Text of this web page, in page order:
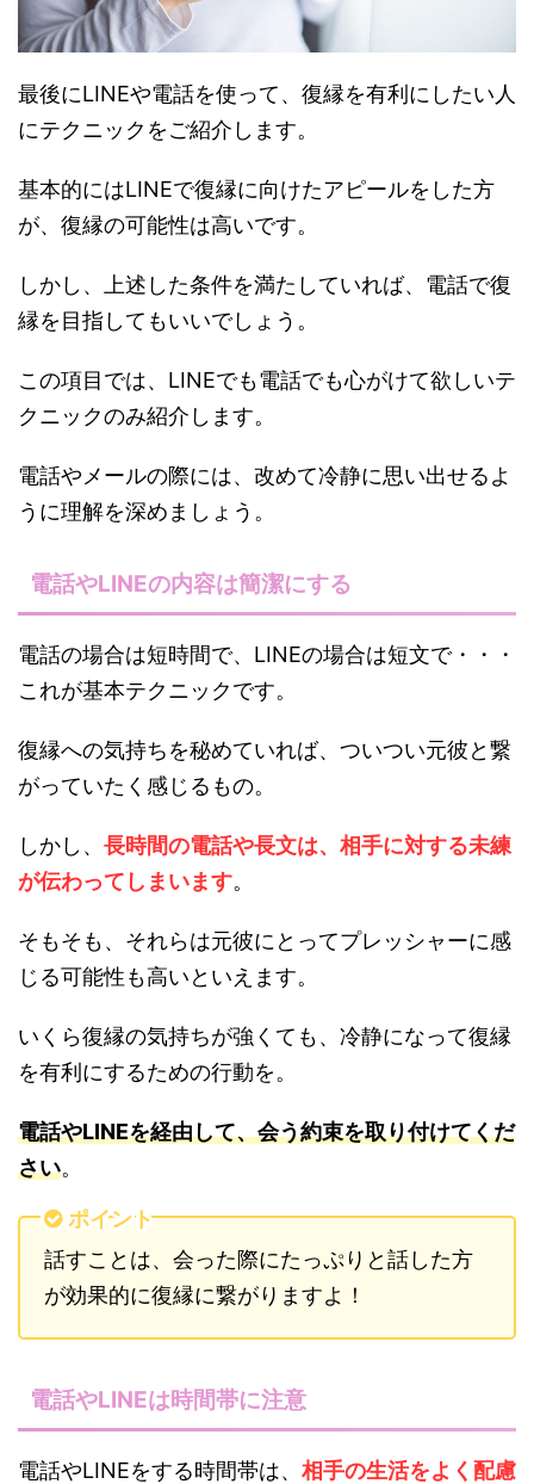
最後にLINEや電話を使って、復縁を有利にしたい人
にテクニックをご紹介します。
基本的にはLINEで復縁に向けたアピールをした方
が、復縁の可能性は高いです。
しかし、上述した条件を満たしていれば、電話で復
縁を目指してもいいでしょう。
この項目では、LINEでも電話でも心がけて欲しいテ
クニックのみ紹介します。
電話やメールの際には、改めて冷静に思い出せるよ
うに理解を深めましょう。
電話やLINEの内容は簡潔にする
電話の場合は短時間で、LINEの場合は短文で・・・
これが基本テクニックです。
復縁への気持ちを秘めていれば、ついつい元彼と繋
がっていたく感じるもの。
しかし、 長時間の電話や長文は、相手に対する未練
が伝わってしまいます。
そもそも、それらは元彼にとってプレッシャーに感
じる可能性も高いといえます。
いくら復縁の気持ちが強くても、冷静になって復縁
を有利にするための行動を。
電話やLINEを経由して、会う約束を取り付けてくだ
さい。
ポイント
話すことは、会った際にたっぷりと話した方
が効果的に復縁に繋がりますよ！
電話やLINEは時間帯に注意
電話やLINEをする時間帯は、 相手の生活をよく配慮